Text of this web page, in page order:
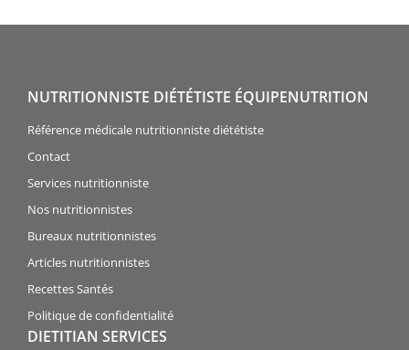
NUTRITIONNISTE DIÉTÉTISTE ÉQUIPENUTRITION
Référence médicale nutritionniste diététiste
Contact
Services nutritionniste
Nos nutritionnistes
Bureaux nutritionnistes
Articles nutritionnistes
Recettes Santés
Politique de confidentialité
DIETITIAN SERVICES